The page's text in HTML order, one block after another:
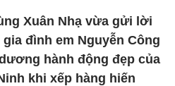
Xuân Nhạ vừa gửi lời
đình em Nguyễn Công
hành động đẹp của
khi xếp hàng hiến